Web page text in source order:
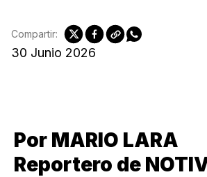
30 Junio 2026
Compartir:
Por MARIO LARA
Reportero de